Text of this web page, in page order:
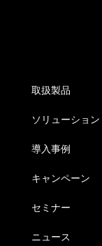
取扱製品
ソリューション
導入事例
キャンペーン
セミナー
ニュース